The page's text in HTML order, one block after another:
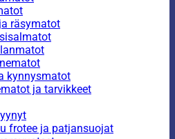
räsymatot
kynnysmatot
ja tarvikkeet
frotee ja patjansuojat